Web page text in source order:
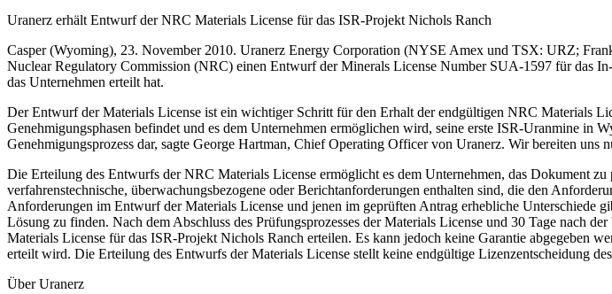
Uranerz erhält Entwurf der NRC Materials License für das ISR-Projekt Nichols Ranch
Casper (Wyoming), 23. November 2010. Uranerz Energy Corporation (NYSE Amex und TSX: URZ;
Nuclear Regulatory Commission (NRC) einen Entwurf der Minerals License Number SUA-1597 für das
das Unternehmen erteilt hat.
Der Entwurf der Materials License ist ein wichtiger Schritt für den Erhalt der endgültigen NRC Materials
Genehmigungsphasen befindet und es dem Unternehmen ermöglichen wird, seine erste ISR-Uranmine
Genehmigungsprozess dar, sagte George Hartman, Chief Operating Officer von Uranerz. Wir bereiten uns
Die Erteilung des Entwurfs der NRC Materials License ermöglicht es dem Unternehmen, das Dokument
verfahrenstechnische, überwachungsbezogene oder Berichtanforderungen enthalten sind, die den
Anforderungen im Entwurf der Materials License und jenen im geprüften Antrag erhebliche Unterschiede
Lösung zu finden. Nach dem Abschluss des Prüfungsprozesses der Materials License und 30 Tage nach
Materials License für das ISR-Projekt Nichols Ranch erteilen. Es kann jedoch keine Garantie abgegeben
erteilt wird. Die Erteilung des Entwurfs der Materials License stellt keine endgültige Lizenzentscheidung
Über Uranerz